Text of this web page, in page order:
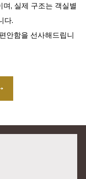
, 실제 구조는 객실별
다.
안함을 선사해드립니